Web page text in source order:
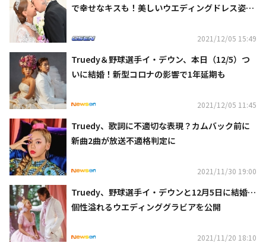
で幸せなキスも！美しいウエディングドレス姿に
2021/12/05 15:49
Truedy＆野球選手イ・デウン、本日（12/5）つ
いに結婚！新型コロナの影響で1年延期も
2021/12/05 11:45
Truedy、歌詞に不適切な表現？カムバック前に
新曲2曲が放送不適格判定に
2021/11/30 19:00
Truedy、野球選手イ・デウンと12月5日に結婚…
個性溢れるウエディンググラビアを公開
2021/11/20 18:10